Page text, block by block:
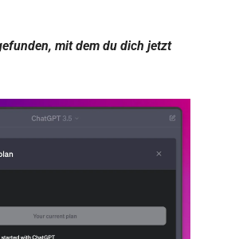
mit dem du dich jetzt